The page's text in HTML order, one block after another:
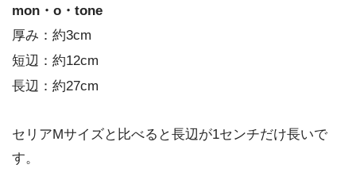
mon・o・tone
厚み：約3cm
短辺：約12cm
長辺：約27cm
セリアMサイズと比べると長辺が1センチだけ長いで
す。